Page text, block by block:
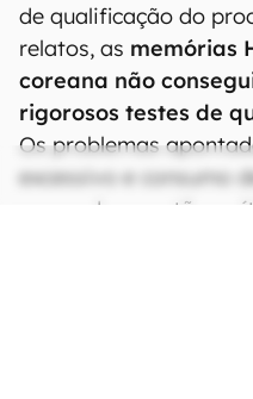
de qualificação do
relatos, as memórias
coreana não
rigorosos testes de
Os problemas
excessivo e consumo
esperado, questões